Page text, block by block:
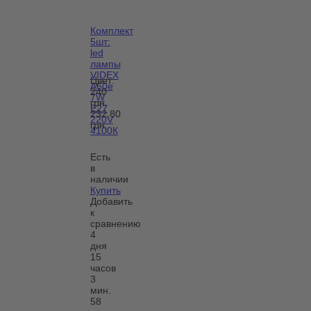
Комплект
5шт:
led
лампы
VIDEX
A60e
7W
E27
220V
4100К
Цвет:
240
грн.
232.80
грн.
Есть
в
наличии
Купить
Добавить
к
сравнению
4
дня
15
часов
3
мин.
58